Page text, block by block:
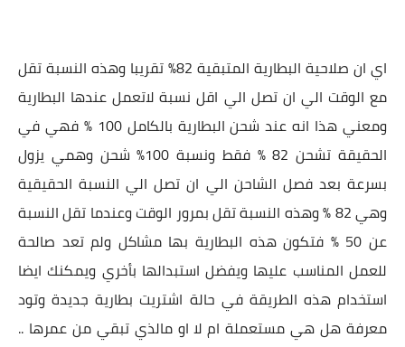
اي ان صلاحية البطارية المتبقية 82% تقريبا وهذه النسبة تقل
مع الوقت الي ان تصل الي اقل نسبة لاتعمل عندها البطارية
ومعني هذا انه عند شحن البطارية بالكامل 100 % فهي في
الحقيقة تشحن 82 % فقط ونسبة 100% شحن وهمي يزول
بسرعة بعد فصل الشاحن الي ان تصل الي النسبة الحقيقية
وهي 82 % وهذه النسبة تقل بمرور الوقت وعندما تقل النسبة
عن 50 % فتكون هذه البطارية بها مشاكل ولم تعد صالحة
للعمل المناسب عليها ويفضل استبدالها بأخري ويمكنك ايضا
استخدام هذه الطريقة في حالة اشتريت بطارية جديدة وتود
معرفة هل هي مستعملة ام لا او مالذي تبقي من عمرها ..